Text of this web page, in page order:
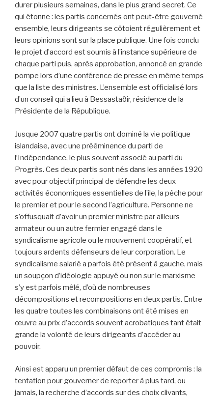
durer plusieurs semaines, dans le plus grand secret. Ce
qui étonne : les partis concernés ont peut-être gouverné
ensemble, leurs dirigeants se côtoient régulièrement et
leurs opinions sont sur la place publique. Une fois conclu
le projet d’accord est soumis à l’instance supérieure de
chaque parti puis, après approbation, annoncé en grande
pompe lors d’une conférence de presse en même temps
que la liste des ministres. L’ensemble est officialisé lors
d’un conseil qui a lieu à Bessastaðir, résidence de la
Présidente de la République.
Jusque 2007 quatre partis ont dominé la vie politique
islandaise, avec une prééminence du parti de
l’Indépendance, le plus souvent associé au parti du
Progrès. Ces deux partis sont nés dans les années 1920
avec pour objectif principal de défendre les deux
activités économiques essentielles de l’île, la pêche pour
le premier et pour le second l’agriculture. Personne ne
s’offusquait d’avoir un premier ministre par ailleurs
armateur ou un autre fermier engagé dans le
syndicalisme agricole ou le mouvement coopératif, et
toujours ardents défenseurs de leur corporation. Le
syndicalisme salarié a parfois été présent à gauche, mais
un soupçon d’idéologie appuyé ou non sur le marxisme
s’y est parfois mêlé, d’où de nombreuses
décompositions et recompositions en deux partis. Entre
les quatre toutes les combinaisons ont été mises en
œuvre au prix d’accords souvent acrobatiques tant était
grande la volonté de leurs dirigeants d’accéder au
pouvoir.
Ainsi est apparu un premier défaut de ces compromis : la
tentation pour gouverner de reporter à plus tard, ou
jamais, la recherche d’accords sur des choix clivants,